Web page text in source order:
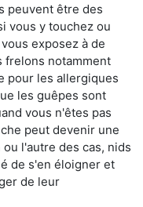
peuvent être des
vous y touchez ou
exposez à de
frelons notamment
pour les allergiques
les guêpes sont
vous n'êtes pas
peut devenir une
l'autre des cas, nids
de s'en éloigner et
de leur